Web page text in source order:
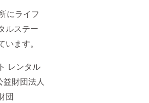
にライフ
ルステー
ます。
レンタル
益財団法人
団